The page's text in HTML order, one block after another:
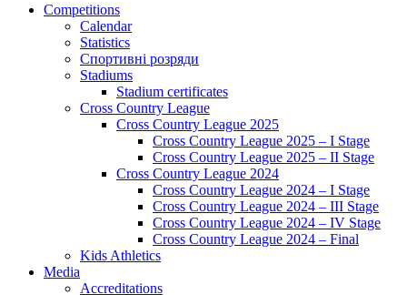
Competitions
Calendar
Statistics
Спортивні розряди
Stadiums
Stadium certificates
Cross Country League
Cross Country League 2025
Cross Country League 2025 – I Stage
Cross Country League 2025 – II Stage
Cross Country League 2024
Cross Country League 2024 – I Stage
Cross Country League 2024 – III Stage
Cross Country League 2024 – IV Stage
Cross Country League 2024 – Final
Kids Athletics
Media
Accreditations